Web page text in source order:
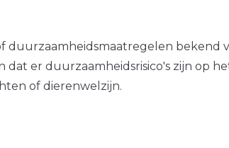
duurzaamheidsmaatregelen bekend
er duurzaamheidsrisico's zijn op
of dierenwelzijn.